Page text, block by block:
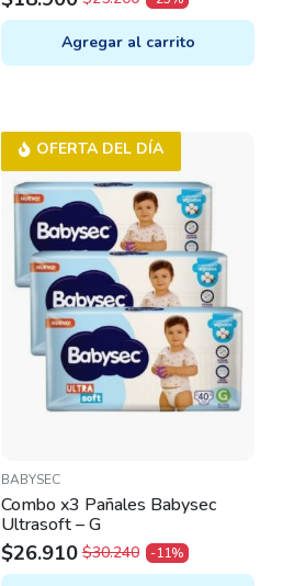
ORIGINAL
PRICE
WAS:
CURRENT
PRICE
IS:
Agregar al carrito
BABYSEC
Combo x3 Pañales Babysec
Ultrasoft – G
OFERTA DEL DÍA
$30.240
ORIGINAL
$26.910
CURRENT
-11%